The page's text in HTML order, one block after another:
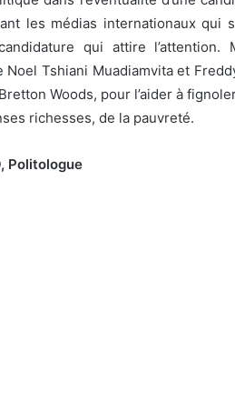
les médias internationaux
qui attire
Noel Tshiani Muadiamvita et
Woods, pour l’aider à
richesses, de la pauvreté.
Politologue